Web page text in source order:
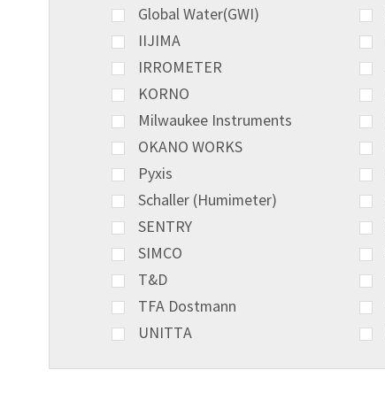
Global Water(GWI)
IIJIMA
IRROMETER
KORNO
Milwaukee Instruments
OKANO WORKS
Pyxis
Schaller (Humimeter)
SENTRY
SIMCO
T&D
TFA Dostmann
UNITTA